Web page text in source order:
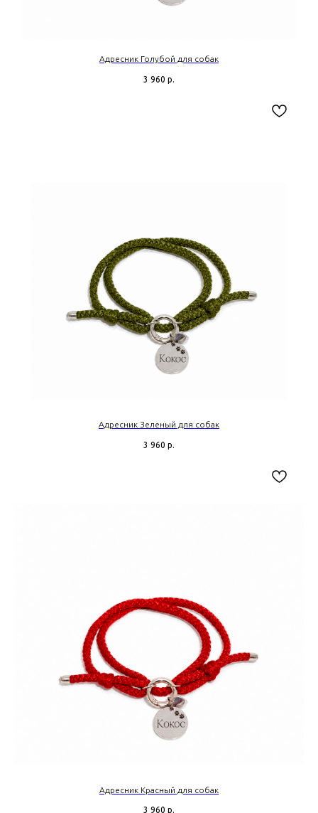
Адресник Голубой для собак
3 960 р.
Адресник Зеленый для собак
3 960 р.
Адресник Красный для собак
3 960 р.